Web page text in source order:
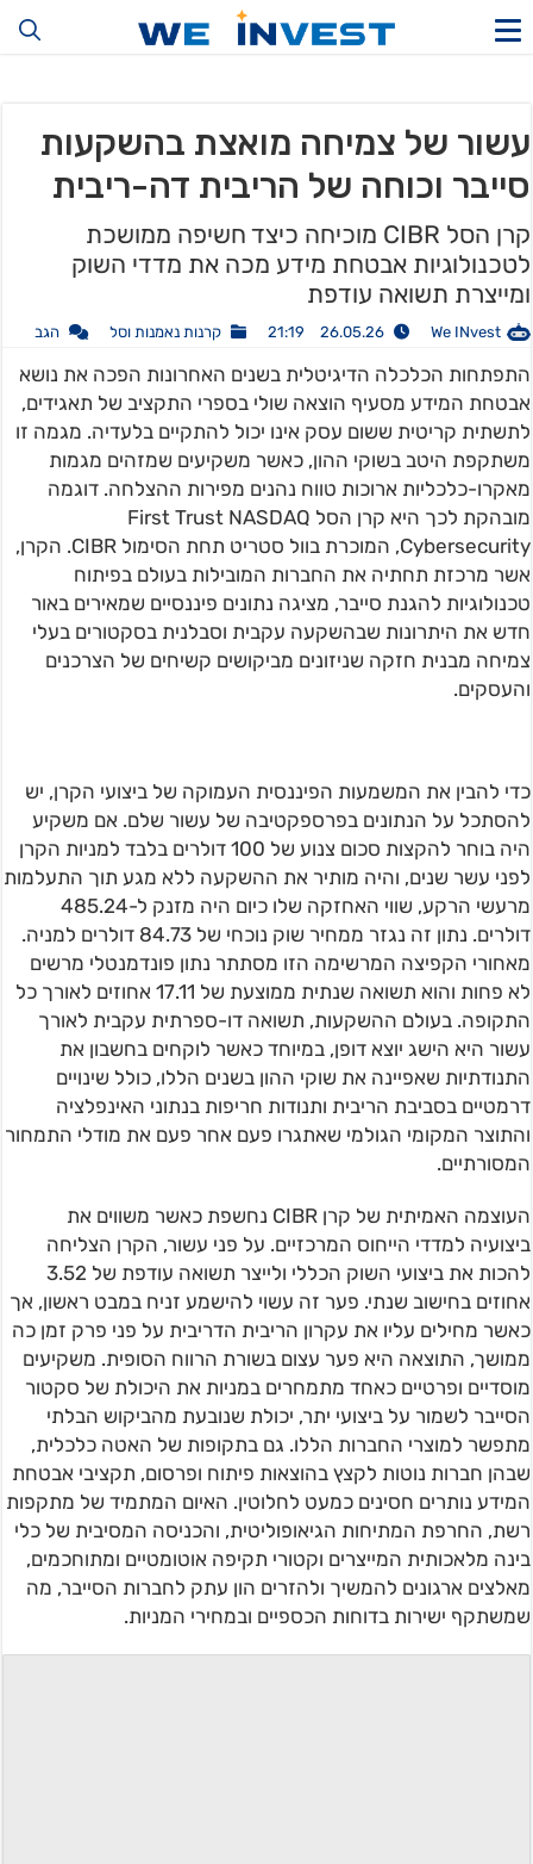
עשור של צמיחה מואצת בהשקעות
סייבר וכוחה של הריבית דה-ריבית
קרן הסל CIBR מוכיחה כיצד חשיפה ממושכת
לטכנולוגיות אבטחת מידע מכה את מדדי השוק
ומייצרת תשואה עודפת
We INvest
26.05.26 21:19 קרנות נאמנות וסל הגב
התפתחות הכלכלה הדיגיטלית בשנים האחרונות הפכה את נושא
אבטחת המידע מסעיף הוצאה שולי בספרי התקציב של תאגידים,
לתשתית קריטית ששום עסק אינו יכול להתקיים בלעדיה. מגמה זו
משתקפת היטב בשוקי ההון, כאשר משקיעים שמזהים מגמות
מאקרו-כלכליות ארוכות טווח נהנים מפירות ההצלחה. דוגמה
מובהקת לכך היא קרן הסל First Trust NASDAQ
Cybersecurity, המוכרת בוול סטריט תחת הסימול CIBR. הקרן,
אשר מרכזת תחתיה את החברות המובילות בעולם בפיתוח
טכנולוגיות להגנת סייבר, מציגה נתונים פיננסיים שמאירים באור
חדש את היתרונות שבהשקעה עקבית וסבלנית בסקטורים בעלי
צמיחה מבנית חזקה שניזונים מביקושים קשיחים של הצרכנים
והעסקים.
כדי להבין את המשמעות הפיננסית העמוקה של ביצועי הקרן, יש
להסתכל על הנתונים בפרספקטיבה של עשור שלם. אם משקיע
היה בוחר להקצות סכום צנוע של 100 דולרים בלבד למניות הקרן
לפני עשר שנים, והיה מותיר את ההשקעה ללא מגע תוך התעלמות
מרעשי הרקע, שווי האחזקה שלו כיום היה מזנק ל-485.24
דולרים. נתון זה נגזר ממחיר שוק נוכחי של 84.73 דולרים למניה.
מאחורי הקפיצה המרשימה הזו מסתתר נתון פונדמנטלי מרשים
לא פחות והוא תשואה שנתית ממוצעת של 17.11 אחוזים לאורך כל
התקופה. בעולם ההשקעות, תשואה דו-ספרתית עקבית לאורך
עשור היא הישג יוצא דופן, במיוחד כאשר לוקחים בחשבון את
התנודתיות שאפיינה את שוקי ההון בשנים הללו, כולל שינויים
דרמטיים בסביבת הריבית ותנודות חריפות בנתוני האינפלציה
והתוצר המקומי הגולמי שאתגרו פעם אחר פעם את מודלי התמחור
המסורתיים.
העוצמה האמיתית של קרן CIBR נחשפת כאשר משווים את
ביצועיה למדדי הייחוס המרכזיים. על פני עשור, הקרן הצליחה
להכות את ביצועי השוק הכללי ולייצר תשואה עודפת של 3.52
אחוזים בחישוב שנתי. פער זה עשוי להישמע זניח במבט ראשון, אך
כאשר מחילים עליו את עקרון הריבית הדריבית על פני פרק זמן כה
ממושך, התוצאה היא פער עצום בשורת הרווח הסופית. משקיעים
מוסדיים ופרטיים כאחד מתמחרים במניות את היכולת של סקטור
הסייבר לשמור על ביצועי יתר, יכולת שנובעת מהביקוש הבלתי
מתפשר למוצרי החברות הללו. גם בתקופות של האטה כלכלית,
שבהן חברות נוטות לקצץ בהוצאות פיתוח ופרסום, תקציבי אבטחת
המידע נותרים חסינים כמעט לחלוטין. האיום המתמיד של מתקפות
רשת, החרפת המתיחות הגיאופוליטית, והכניסה המסיבית של כלי
בינה מלאכותית המייצרים וקטורי תקיפה אוטומטיים ומתוחכמים,
מאלצים ארגונים להמשיך ולהזרים הון עתק לחברות הסייבר, מה
שמשתקף ישירות בדוחות הכספיים ובמחירי המניות.